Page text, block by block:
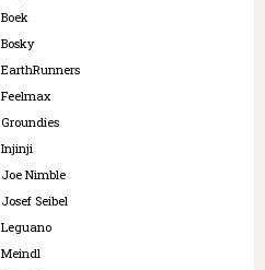
Boek
Bosky
EarthRunners
Feelmax
Groundies
Injinji
Joe Nimble
Josef Seibel
Leguano
Meindl